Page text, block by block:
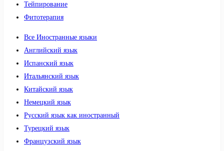
Тейпирование
Фитотерапия
Все Иностранные языки
Английский язык
Испанский язык
Итальянский язык
Китайский язык
Немецкий язык
Русский язык как иностранный
Турецкий язык
Французский язык